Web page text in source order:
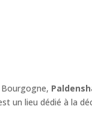
un lieu dédié à la